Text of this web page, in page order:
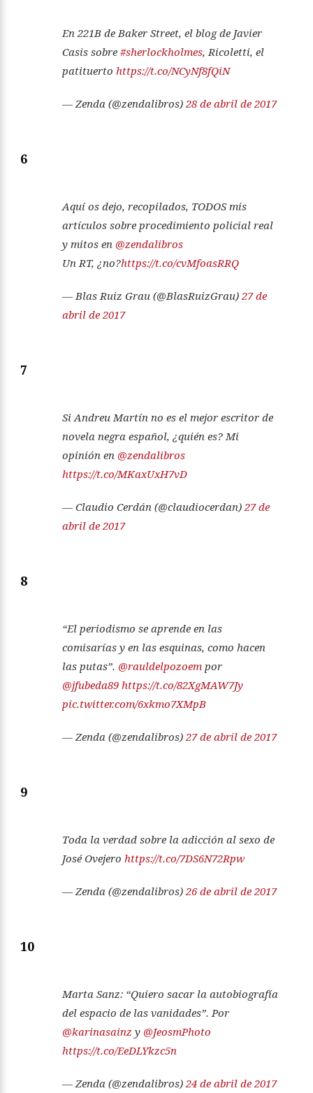
En 221B de Baker Street, el blog de Javier
Casis sobre #sherlockholmes, Ricoletti, el
patituerto https://t.co/NCyNf8fQiN
— Zenda (@zendalibros) 28 de abril de 2017
6
Aquí os dejo, recopilados, TODOS mis
artículos sobre procedimiento policial real
y mitos en @zendalibros
Un RT, ¿no?https://t.co/cvMfoasRRQ
— Blas Ruiz Grau (@BlasRuizGrau) 27 de
abril de 2017
7
Si Andreu Martín no es el mejor escritor de
novela negra español, ¿quién es? Mi
opinión en @zendalibros
https://t.co/MKaxUxH7vD
— Claudio Cerdán (@claudiocerdan) 27 de
abril de 2017
8
“El periodismo se aprende en las
comisarías y en las esquinas, como hacen
las putas”. @rauldelpozoem por
@jfubeda89 https://t.co/82XgMAW7Jy
pic.twitter.com/6xkmo7XMpB
— Zenda (@zendalibros) 27 de abril de 2017
9
Toda la verdad sobre la adicción al sexo de
José Ovejero https://t.co/7DS6N72Rpw
— Zenda (@zendalibros) 26 de abril de 2017
10
Marta Sanz: “Quiero sacar la autobiografía
del espacio de las vanidades”. Por
@karinasainz y @JeosmPhoto
https://t.co/EeDLYkzc5n
— Zenda (@zendalibros) 24 de abril de 2017